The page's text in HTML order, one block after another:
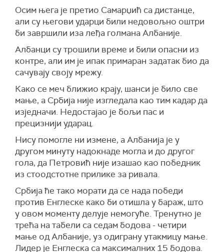
Осим њега је претио Самарџић са дистанце,
али су његови ударци били недовољно оштри
би завршили иза леђа голмана Албаније.
Албанци су трошили време и били опасни из
контре, али им је ипак примаран задатак био да
сачувају своју мрежу.
Како се меч ближио крају, шанси је било све
мање, а Србија није изгледала као тим кадар да
изједначи. Недостајао је бољи пас и
прецизнији ударац.
Нису помогле ни измене, а Албанија је у
другом минуту надокнаде могла и до другог
гола, да Петровић није изашао као победник
из стоодстотне прилике за ривала.
Србија ће тако морати да се нада победи
против Енглеске како би отишла у бараж, што
у овом моменту делује немогуће. Тренутно је
трећа на табели са седам бодова - четири
мање од Албаније, уз одиграну утакмицу мање.
Лидер је Енглеска са максималних 15 бодова.